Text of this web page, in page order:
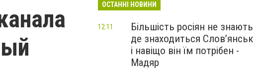
ОСТАННІ НОВИНИ
Більшість росіян не знають
де знаходиться Слов’янськ
і навіщо він їм потрібен -
Мадяр
12:11